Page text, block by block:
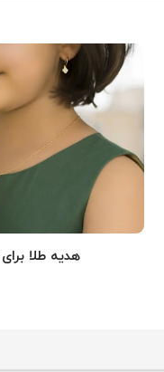
هدیه طلا